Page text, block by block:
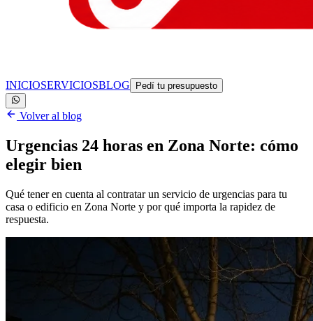
INICIOSERVICIOSBLOG Pedí tu presupuesto
Volver al blog
Urgencias 24 horas en Zona Norte: cómo
elegir bien
Qué tener en cuenta al contratar un servicio de urgencias para tu
casa o edificio en Zona Norte y por qué importa la rapidez de
respuesta.